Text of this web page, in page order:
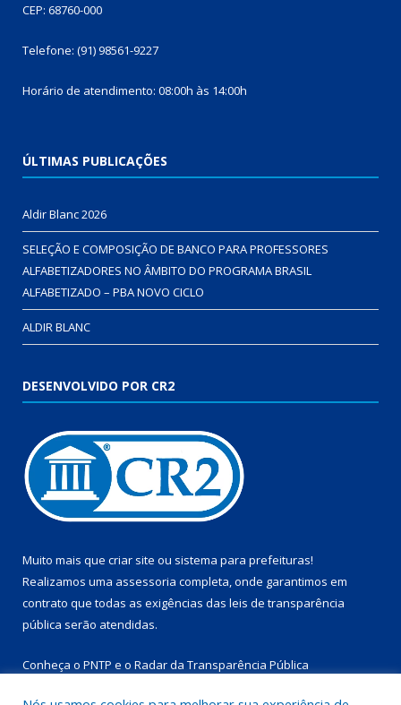
CEP: 68760-000
Telefone: (91) 98561-9227
Horário de atendimento: 08:00h às 14:00h
ÚLTIMAS PUBLICAÇÕES
Aldir Blanc 2026
SELEÇÃO E COMPOSIÇÃO DE BANCO PARA PROFESSORES
ALFABETIZADORES NO ÂMBITO DO PROGRAMA BRASIL
ALFABETIZADO – PBA NOVO CICLO
ALDIR BLANC
DESENVOLVIDO POR CR2
Muito mais que criar site ou sistema para prefeituras!
Realizamos uma assessoria completa, onde garantimos em
contrato que todas as exigências das leis de transparência
pública serão atendidas.
Conheça o PNTP e o Radar da Transparência Pública